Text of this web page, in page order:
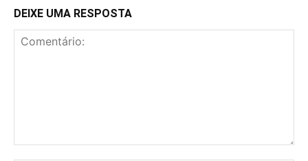
DEIXE UMA RESPOSTA